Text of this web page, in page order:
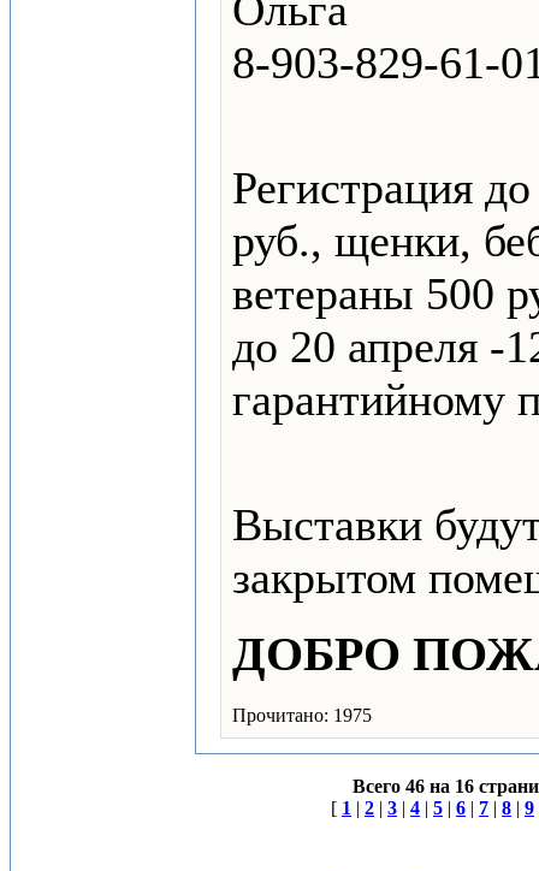
Ольга
8-903-829-61-
Регистрация
руб., щенки,
ветераны 500
до 20 апреля -
гарантийному
Выставки
закрытом
ДОБРО
Прочитано: 1975
Всего 46 на 16
[ 1 | 2 | 3 | 4 | 5 | 6 | 7 | 8 | 9